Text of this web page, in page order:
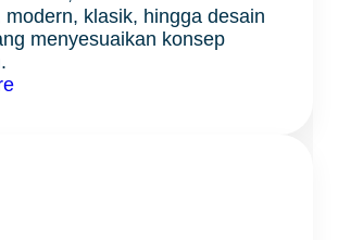
modern, klasik, hingga desain
menyesuaikan konsep